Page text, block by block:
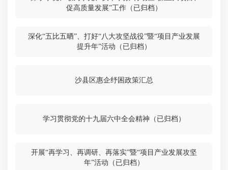
促高质量发展”工作（已归档）
深化“五比五晒”、打好“八大攻坚战役”暨“项目产业发展
提升年”活动（已归档）
沙县区惠企纾困政策汇总
学习贯彻党的十九届六中全会精神（已归档）
开展“再学习、再调研、再落实”暨“项目产业发展攻坚
年”活动（已归档）